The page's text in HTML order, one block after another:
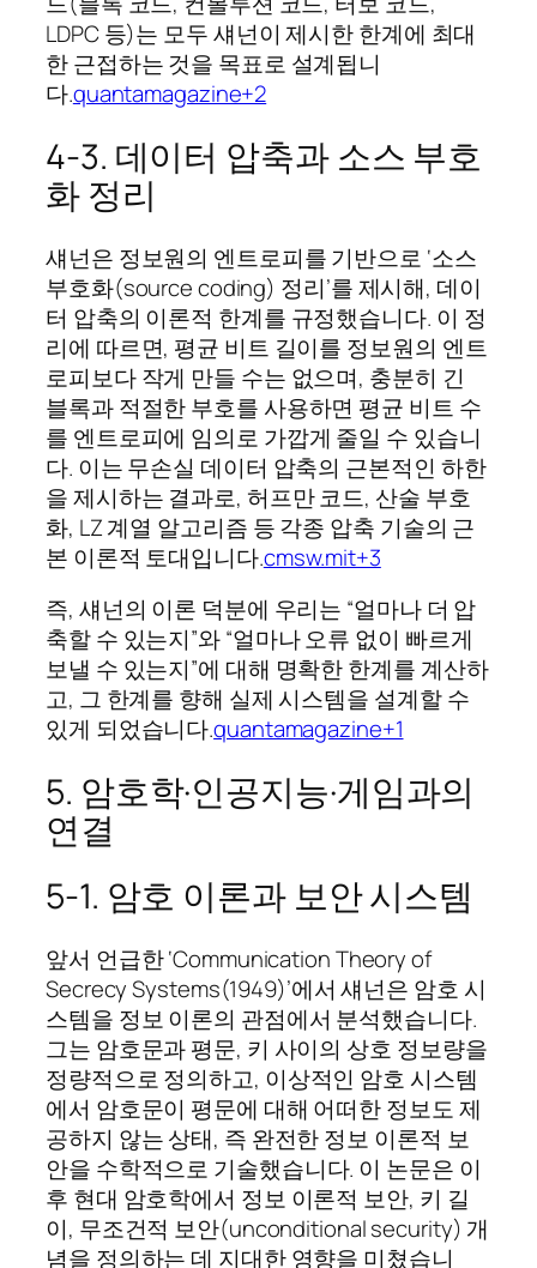
LDPC 등)는 모두 섀넌이 제시한 한계에 최대
한 근접하는 것을 목표로 설계됩니
다.quantamagazine+2
4‑3. 데이터 압축과 소스 부호
화 정리
섀넌은 정보원의 엔트로피를 기반으로 ‘소스
부호화(source coding) 정리’를 제시해, 데이
터 압축의 이론적 한계를 규정했습니다. 이 정
리에 따르면, 평균 비트 길이를 정보원의 엔트
로피보다 작게 만들 수는 없으며, 충분히 긴
블록과 적절한 부호를 사용하면 평균 비트 수
를 엔트로피에 임의로 가깝게 줄일 수 있습니
다. 이는 무손실 데이터 압축의 근본적인 하한
을 제시하는 결과로, 허프만 코드, 산술 부호
화, LZ 계열 알고리즘 등 각종 압축 기술의 근
본 이론적 토대입니다.cmsw.mit+3
즉, 섀넌의 이론 덕분에 우리는 “얼마나 더 압
축할 수 있는지”와 “얼마나 오류 없이 빠르게
보낼 수 있는지”에 대해 명확한 한계를 계산하
고, 그 한계를 향해 실제 시스템을 설계할 수
있게 되었습니다.quantamagazine+1
5. 암호학·인공지능·게임과의
연결
5‑1. 암호 이론과 보안 시스템
앞서 언급한 ‘Communication Theory of
Secrecy Systems(1949)’에서 섀넌은 암호 시
스템을 정보 이론의 관점에서 분석했습니다.
그는 암호문과 평문, 키 사이의 상호 정보량을
정량적으로 정의하고, 이상적인 암호 시스템
에서 암호문이 평문에 대해 어떠한 정보도 제
공하지 않는 상태, 즉 완전한 정보 이론적 보
안을 수학적으로 기술했습니다. 이 논문은 이
후 현대 암호학에서 정보 이론적 보안, 키 길
이, 무조건적 보안(unconditional security) 개
념을 정의하는 데 지대한 영향을 미쳤습니